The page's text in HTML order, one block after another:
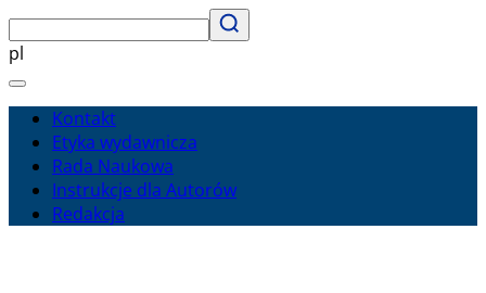
pl
Kontakt
Etyka wydawnicza
Rada Naukowa
Instrukcje dla Autorów
Redakcja